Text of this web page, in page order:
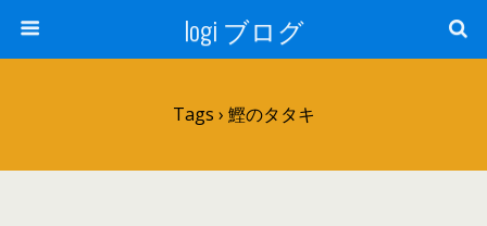
logi ブログ
Tags › 鰹のタタキ